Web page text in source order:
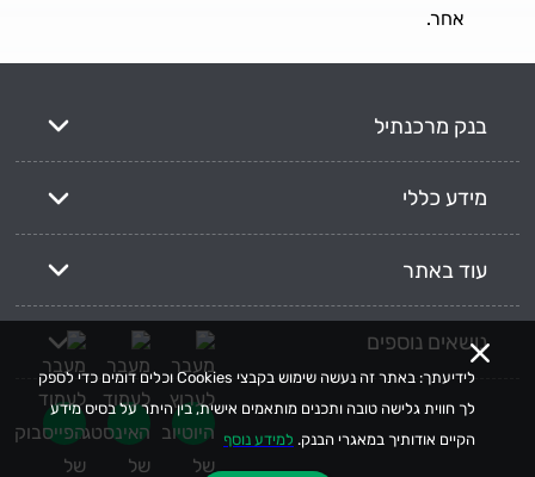
לידיעתך: באתר זה נעשה שימוש בקבצי Cookies וכלים דומים כדי לספק
לך חווית גלישה טובה ותכנים מותאמים אישית, בין היתר על בסיס מידע
הקיים אודותיך במאגרי הבנק. למידע נוסף
אחר.
בנק מרכנתיל
מידע כללי
עוד באתר
נושאים נוספים